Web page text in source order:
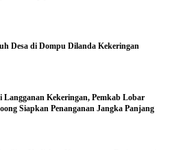
Desa di Dompu Dilanda Kekeringan
Langganan Kekeringan, Pemkab Lobar
Siapkan Penanganan Jangka Panjang